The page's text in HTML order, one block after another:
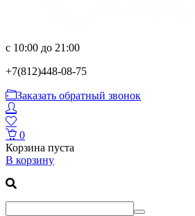
с 10:00 до 21:00
+7(812)448-08-75
Заказать обратный звонок
0
Корзина пуста
В корзину